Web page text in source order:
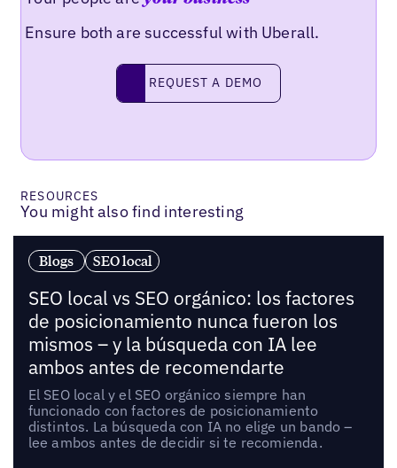
Ensure both are successful with Uberall.
Request a demo
REQUEST A DEMO
RESOURCES
You might also find interesting
Blogs SEO local
SEO local vs SEO orgánico: los factores
de posicionamiento nunca fueron los
mismos – y la búsqueda con IA lee
ambos antes de recomendarte
El SEO local y el SEO orgánico siempre han
funcionado con factores de posicionamiento
distintos. La búsqueda con IA no elige un bando –
lee ambos antes de decidir si te recomienda.